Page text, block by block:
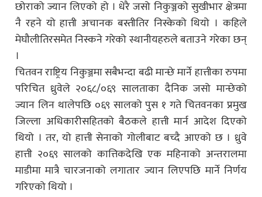
छोराको ज्यान लिएको हो । धेरै जसो निकुञ्जको सुखीभार क्षेत्रमा
नै रहने यो हात्ती अचानक बस्तीतिर निस्केको थियो । कहिले
मेघौलीतिरसमेत निस्कने गरेको स्थानीयहरुले बताउने गरेका छन्
।
चितवन राष्ट्रिय निकुञ्जमा सबैभन्दा बढी मान्छे मार्ने हात्तीका रुपमा
परिचित ध्रुवेले २०६८/०६९ सालताका दैनिक जसो मान्छेको
ज्यान लिन थालेपछि ०६९ सालको पुस १ गते चितवनका प्रमुख
जिल्ला अधिकारीसहितको बैठकले हात्ती मार्न आदेश दिएको
थियो । तर, यो हात्ती सेनाको गोलीबाट बच्दै आएको छ । ध्रुवे
हात्ती २०६९ सालको कात्तिकदेखि एक महिनाको अन्तरालमा
माडीमा मात्रै चारजनाको लगातार ज्यान लिएपछि मार्ने निर्णय
गरिएको थियो ।